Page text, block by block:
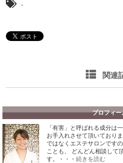
-
関連
プロフィー
「有害」と呼ばれる成分は
お手入れさせて頂いておりま
ではなくエステサロンです
ことも、 どんどん相談して
す。・・・ 続きを読む